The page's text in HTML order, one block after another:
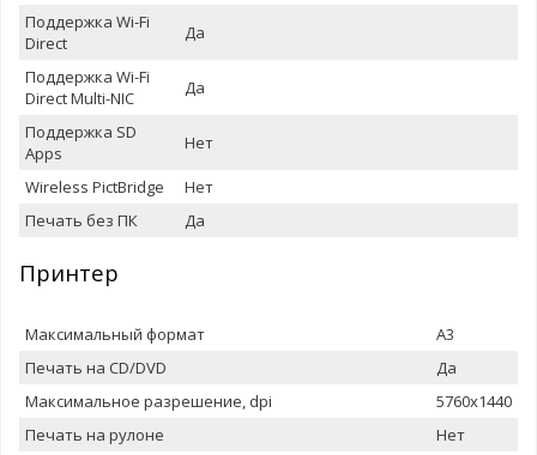
Поддержка Wi-Fi
Direct
Да
Поддержка Wi-Fi
Direct Multi-NIC
Да
Поддержка SD
Apps
Нет
Wireless PictBridge
Нет
Печать без ПК
Да
Принтер
Максимальный формат
A3
Печать на CD/DVD
Да
Максимальное разрешение, dpi
5760x1440
Печать на рулоне
Нет